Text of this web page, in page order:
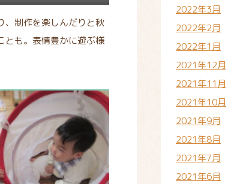
、制作を楽しんだりと秋
とも。表情豊かに遊ぶ様
2022年3月
2022年2月
2022年1月
2021年12月
2021年11月
2021年10月
2021年9月
2021年8月
2021年7月
2021年6月